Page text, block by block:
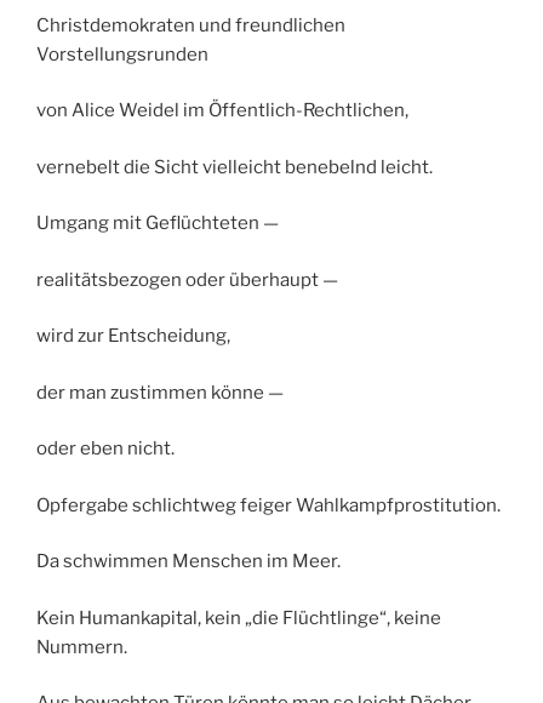
Christdemokraten und freundlichen
Vorstellungsrunden
von Alice Weidel im Öffentlich-Rechtlichen,
vernebelt die Sicht vielleicht benebelnd leicht.
Umgang mit Geflüchteten —
realitätsbezogen oder überhaupt —
wird zur Entscheidung,
der man zustimmen könne —
oder eben nicht.
Opfergabe schlichtweg feiger Wahlkampfprostitution.
Da schwimmen Menschen im Meer.
Kein Humankapital, kein „die Flüchtlinge“, keine
Nummern.